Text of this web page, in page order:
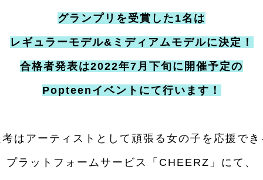
グランプリを受賞した1名は
レギュラーモデル& ミディアムモデルに決定！
合格者発表は2022年7月下旬に開催予定の
Popteenイベントにて行います！
考はアーティストとして 頑張る⼥の⼦を応援でき
プラットフォームサービス 「CHEERZ」にて、